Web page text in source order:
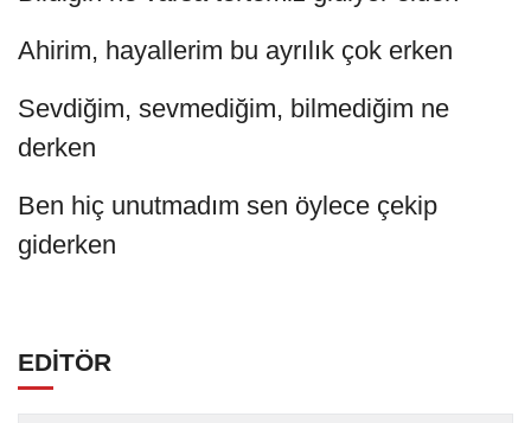
Ahirim, hayallerim bu ayrılık çok erken
Sevdiğim, sevmediğim, bilmediğim ne
derken
Ben hiç unutmadım sen öylece çekip
giderken
EDİTÖR